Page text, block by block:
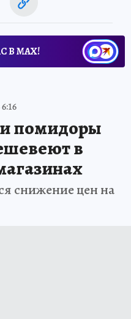
В МАХ!
помидоры
в
снижение цен на